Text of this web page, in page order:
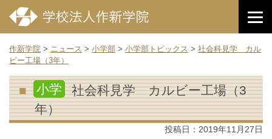
作新学院 > ニュース > 小学部 > 小学部トピックス > 社会科見学 カル
ビー工場（3年）
小学
社会科見学 カルビー工場（3
年）
投稿日： 2019年11月27日